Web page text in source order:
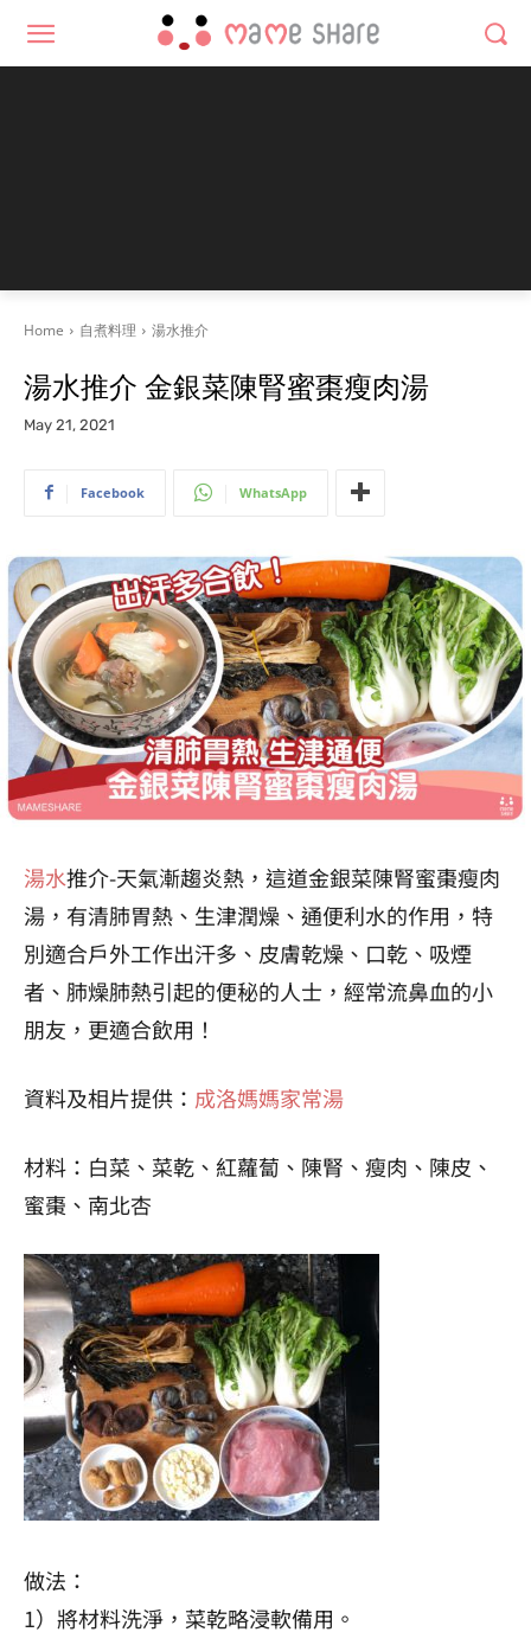
Home 自煮料理 湯水推介
湯水推介 金銀菜陳腎蜜棗瘦肉湯
May 21, 2021
Facebook WhatsApp
湯水推介-天氣漸趨炎熱，這道金銀菜陳腎蜜棗瘦肉
湯，有清肺胃熱、生津潤燥、通便利水的作用，特
別適合戶外工作出汗多、皮膚乾燥、口乾、吸煙
者、肺燥肺熱引起的便秘的人士，經常流鼻血的小
朋友，更適合飲用！
資料及相片提供： 成洛媽媽家常湯
材料：白菜、菜乾、紅蘿蔔、陳腎、瘦肉、陳皮、
蜜棗、南北杏
做法：
1）將材料洗淨，菜乾略浸軟備用。